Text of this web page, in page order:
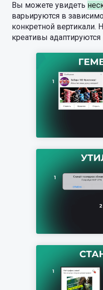
Вы можете увидеть
варьируются в
конкретной вертикали.
креативы